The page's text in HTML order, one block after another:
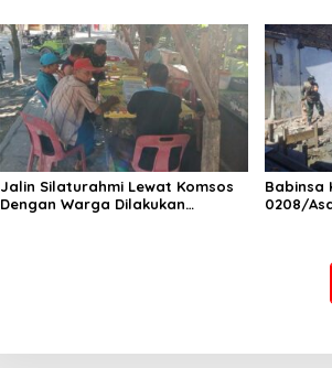
Jalin Silaturahmi Lewat Komsos
Dengan Warga Dilakukan
Babinsa
0208/